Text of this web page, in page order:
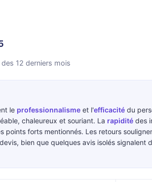
12 derniers mois
le professionnalisme et l'efficacité du
chaleureux et souriant. La rapidité des
points forts mentionnés. Les retours
bien que quelques avis isolés signalent